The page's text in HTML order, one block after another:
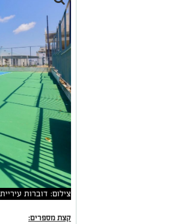
צילום: דוברות
קצת מספרים: